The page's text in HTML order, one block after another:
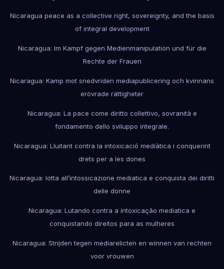
Nicaragua peace as a collective right, sovereignty, and the basis
of integral development
Nicaragua: Im Kampf gegen Medienmanipulation und für die
Rechte der Frauen
Nicaragua: Kamp mot snedvriden mediapublicering och kvinnans
erövrade rättigheter
Nicaragua: La pace come diritto collettivo, sovranità e
fondamento dello sviluppo integrale.
Nicaragua: Lluitant contra la intoxicació mediàtica i conquerint
drets per a les dones
Nicaragua: lotta all’intossicazione mediatica e conquista dei diritti
delle donne
Nicaragua: Lutando contra a intoxicação mediatica e
conquistando direitos para as mulheres
Nicaragua: Strijden tegen mediarelicten en winnen van rechten
voor vrouwen